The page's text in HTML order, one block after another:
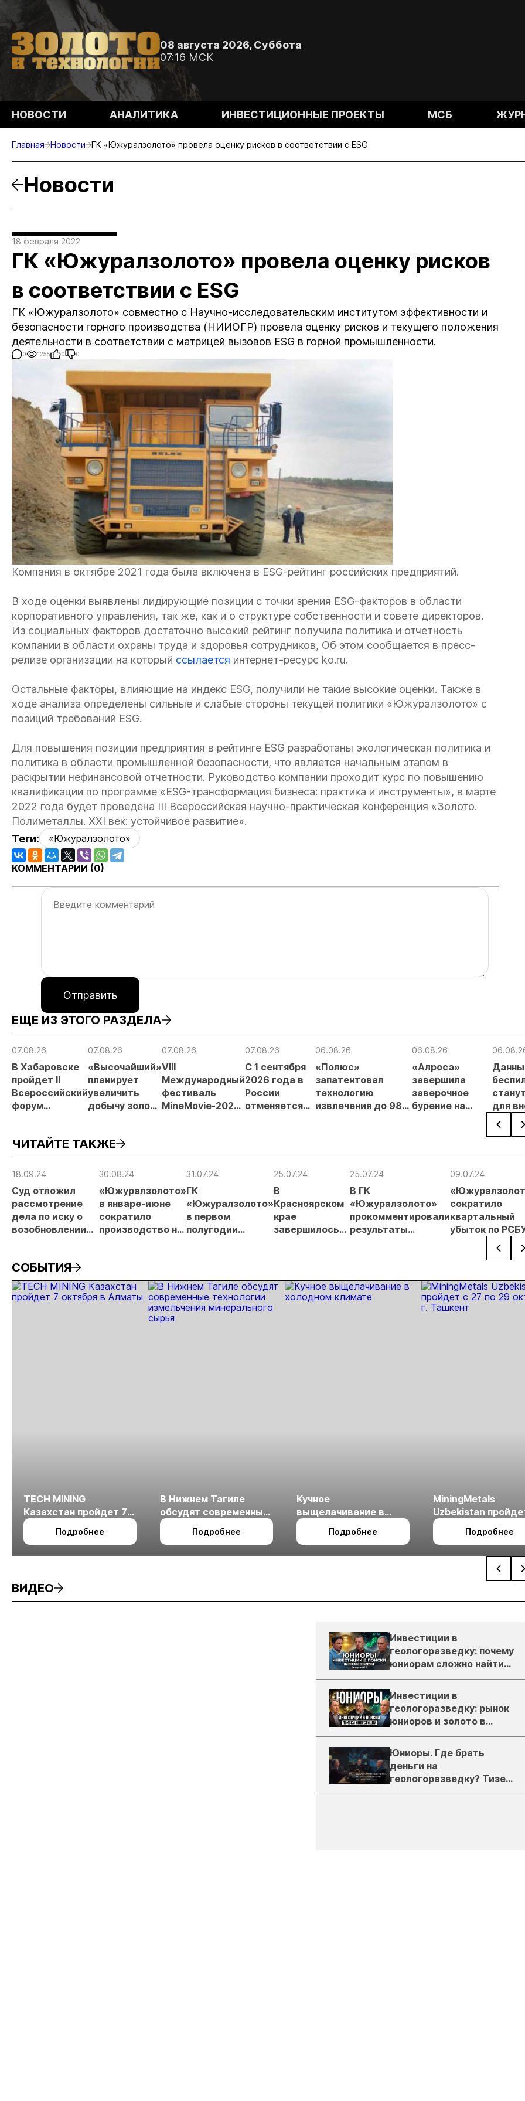
08 августа 2026, Суббота
07:16 МСК
НОВОСТИ АНАЛИТИКА ИНВЕСТИЦИОННЫЕ ПРОЕКТЫ МСБ
Главная Новости ГК «Южуралзолото» провела оценку рисков в соответствии с ESG
Новости
18 февраля 2022
ГК «Южуралзолото» провела оценку рисков
в соответствии с ESG
ГК «Южуралзолото» совместно с Научно-исследовательским институтом эффективности и
безопасности горного производства (НИИОГР) провела оценку рисков и текущего положения
деятельности в соответствии с матрицей вызовов ESG в горной промышленности.
0 1255 0 0
Компания в октябре 2021 года была включена в ESG-рейтинг российских предприятий.
В ходе оценки выявлены лидирующие позиции с точки зрения ESG-факторов в области
корпоративного управления, так же, как и о структуре собственности и совете директоров.
Из социальных факторов достаточно высокий рейтинг получила политика и отчетность
компании в области охраны труда и здоровья сотрудников, Об этом сообщается в пресс-
релизе организации на который ссылается интернет-ресурс ko.ru.
Остальные факторы, влияющие на индекс ESG, получили не такие высокие оценки. Также в
ходе анализа определены сильные и слабые стороны текущей политики «Южуралзолото» с
позиций требований ESG.
Для повышения позиции предприятия в рейтинге ESG разработаны экологическая политика и
политика в области промышленной безопасности, что является начальным этапом в
раскрытии нефинансовой отчетности. Руководство компании проходит курс по повышению
квалификации по программе «ESG-трансформация бизнеса: практика и инструменты», в марте
2022 года будет проведена III Всероссийская научно-практическая конференция «Золото.
Полиметаллы. XXI век: устойчивое развитие».
Теги:
«Южуралзолото»
КОММЕНТАРИИ (0)
Отправить
ЕЩЕ ИЗ ЭТОГО РАЗДЕЛА
07.08.26
В Хабаровске
пройдет II
Всероссийский
форум
России»
07.08.26
«Высочайший»
планирует
увеличить
добычу золота
07.08.26
VIII
Международный
фестиваль
MineMovie-2026
07.08.26
С 1 сентября
2026 года в
России
отменяется
отраслевые
риски и
06.08.26
«Полюс»
запатентовал
технологию
извлечения до 98%
06.08.26
«Алроса»
завершила
заверочное
бурение на
для
ЧИТАЙТЕ ТАКЖЕ
18.09.24
Суд отложил
рассмотрение
дела по иску о
возобновлении
30.08.24
«Южуралзолото»
в январе-июне
сократило
производство на
31.07.24
ГК
«Южуралзолото»
в первом
полугодии
25.07.24
В
Красноярском
крае
завершилось
25.07.24
В ГК
«Южуралзолото»
прокомментировали
результаты
09.07.24
сократило
квартальный
убыток по
СОБЫТИЯ
TECH MINING
Казахстан пройдет 7
октября в Алматы
Подробнее
В Нижнем Тагиле
обсудят современные
технологии
измельчения
Подробнее
Кучное
выщелачивание в
холодном климате
Подробнее
MiningMetals
Uzbekistan
27 по 29 октября в
Ташкент
Подробнее
ВИДЕО
Инвестиции в
геологоразведку: почему
юниорам сложно найти
деньги
Инвестиции в
геологоразведку: рынок
юниоров и золото в
России
Юниоры. Где брать
деньги на
геологоразведку? Тизер
подкаста ЗиТ №1